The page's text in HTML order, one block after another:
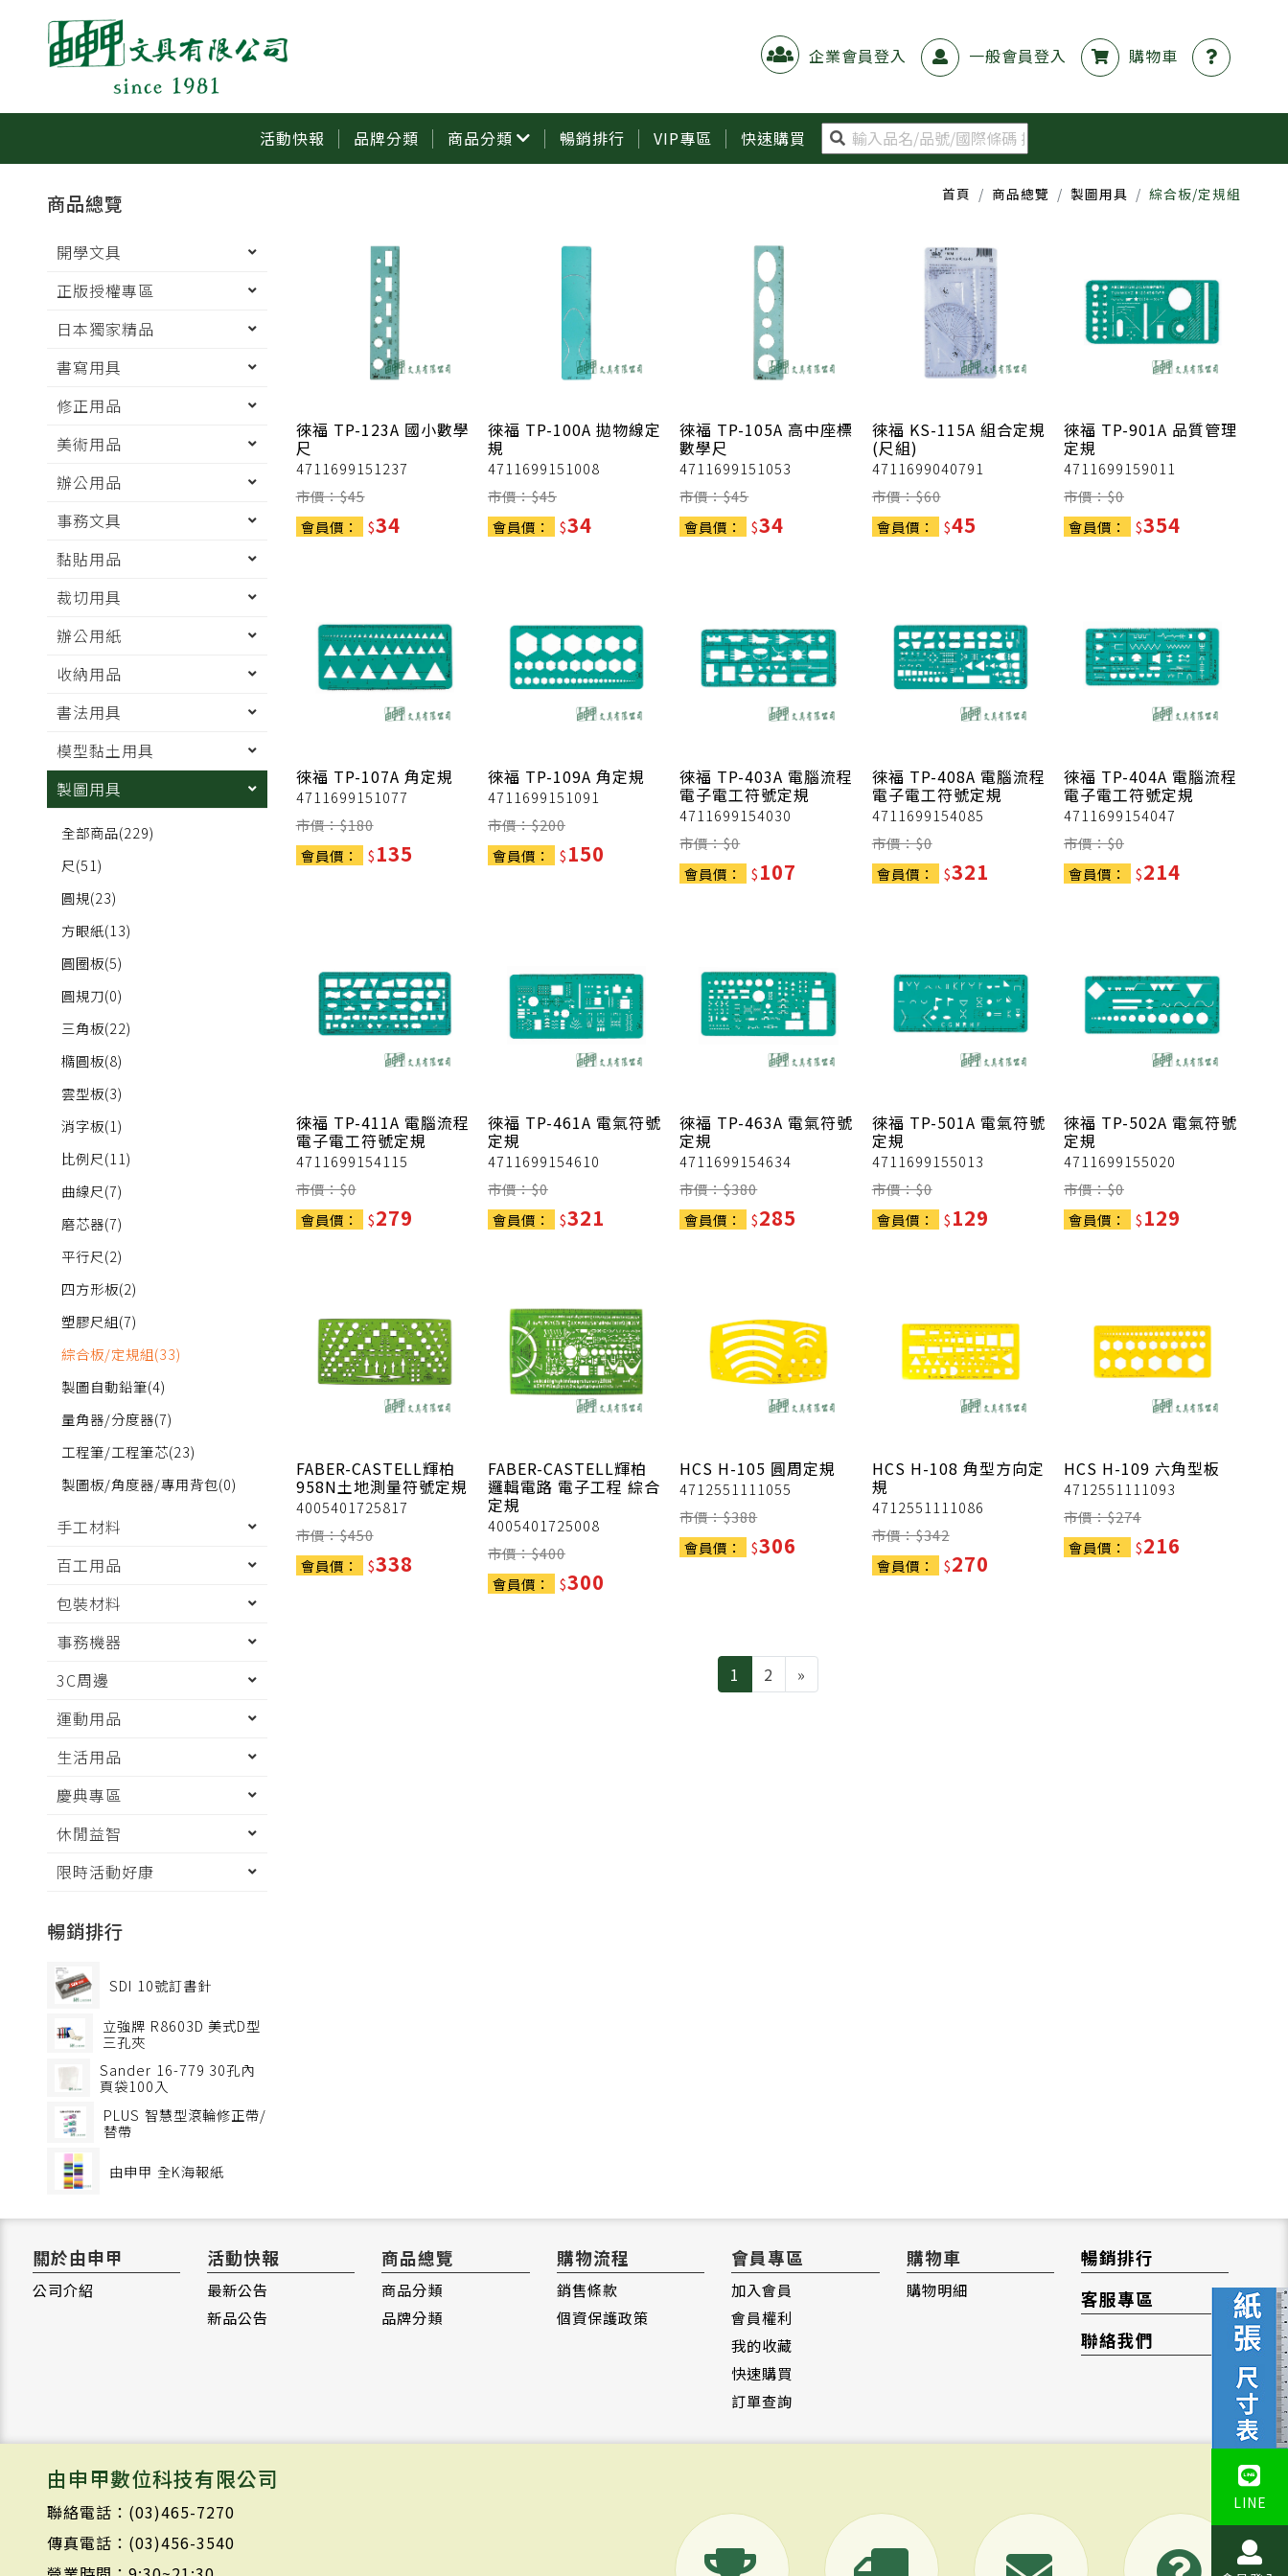
企業會員登入 一般會員登入 購物車
活動快報 品牌分類 商品分類 暢銷排行 VIP專區 快速購買
商品總覽
開學文具
正版授權專區
日本獨家精品
書寫用具
修正用品
美術用品
辦公用品
事務文具
黏貼用品
裁切用具
辦公用紙
收納用品
書法用具
模型黏土用具
製圖用具
全部商品(229)
尺(51)
圓規(23)
方眼紙(13)
圓圈板(5)
圓規刀(0)
三角板(22)
橢圓板(8)
雲型板(3)
消字板(1)
比例尺(11)
曲線尺(7)
磨芯器(7)
平行尺(2)
四方形板(2)
塑膠尺組(7)
綜合板/定規組(33)
製圖自動鉛筆(4)
量角器/分度器(7)
工程筆/工程筆芯(23)
製圖板/角度器/專用背包(0)
手工材料
百工用品
包裝材料
事務機器
3C周邊
運動用品
生活用品
慶典專區
休閒益智
限時活動好康
暢銷排行
SDI 10號訂書針
立強牌 R8603D 美式D型
三孔夾
Sander 16-779 30孔內
頁袋100入
PLUS 智慧型滾輪修正帶/
替帶
由申甲 全K海報紙
首頁 商品總覽 製圖用具 綜合板/定規組
徠福 TP-123A 國小數學
尺
4711699151237
市價：$45
會員價：
$34
徠福 TP-100A 拋物線定
規
4711699151008
市價：$45
會員價：
$34
徠福 TP-105A 高中座標
數學尺
4711699151053
市價：$45
會員價：
$34
徠福 KS-115A 組合定規
(尺組)
4711699040791
市價：$60
會員價：
$45
徠福 TP-901A 品質管理
定規
4711699159011
市價：$0
會員價：
$354
徠福 TP-107A 角定規
4711699151077
市價：$180
會員價：
$135
徠福 TP-109A 角定規
4711699151091
市價：$200
會員價：
$150
徠福 TP-403A 電腦流程
電子電工符號定規
4711699154030
市價：$0
會員價：
$107
徠福 TP-408A 電腦流程
電子電工符號定規
4711699154085
市價：$0
會員價：
$321
徠福 TP-404A 電腦流程
電子電工符號定規
4711699154047
市價：$0
會員價：
$214
徠福 TP-411A 電腦流程
電子電工符號定規
4711699154115
市價：$0
會員價：
$279
徠福 TP-461A 電氣符號
定規
4711699154610
市價：$0
會員價：
$321
徠福 TP-463A 電氣符號
定規
4711699154634
市價：$380
會員價：
$285
徠福 TP-501A 電氣符號
定規
4711699155013
市價：$0
會員價：
$129
徠福 TP-502A 電氣符號
定規
4711699155020
市價：$0
會員價：
$129
FABER-CASTELL輝柏
958N土地測量符號定規
4005401725817
市價：$450
會員價：
$338
FABER-CASTELL輝柏
邏輯電路 電子工程 綜合
定規
4005401725008
市價：$400
會員價：
$300
HCS H-105 圓周定規
4712551111055
市價：$388
會員價：
$306
HCS H-108 角型方向定
規
4712551111086
市價：$342
會員價：
$270
HCS H-109 六角型板
4712551111093
市價：$274
會員價：
$216
1 2 »
關於由申甲
公司介紹
活動快報
最新公告
新品公告
商品總覽
商品分類
品牌分類
購物流程
銷售條款
個資保護政策
會員專區
加入會員
會員權利
我的收藏
快速購買
訂單查詢
購物車
購物明細
暢銷排行
客服專區
聯絡我們
由申甲數位科技有限公司
聯絡電話：(03)465-7270
傳真電話：(03)456-3540
LINE